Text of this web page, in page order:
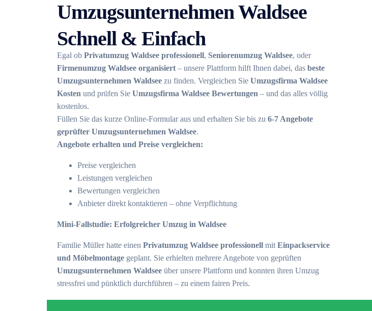
Umzugsunternehmen Waldsee
Schnell & Einfach
Egal ob Privatumzug Waldsee professionell, Seniorenumzug Waldsee, oder
Firmenumzug Waldsee organisiert – unsere Plattform hilft Ihnen dabei, das beste
Umzugsunternehmen Waldsee zu finden. Vergleichen Sie Umzugsfirma Waldsee
Kosten und prüfen Sie Umzugsfirma Waldsee Bewertungen – und das alles völlig
kostenlos.
Füllen Sie das kurze Online-Formular aus und erhalten Sie bis zu 6-7 Angebote
geprüfter Umzugsunternehmen Waldsee.
Angebote erhalten und Preise vergleichen:
Preise vergleichen
Leistungen vergleichen
Bewertungen vergleichen
Anbieter direkt kontaktieren – ohne Verpflichtung
Mini-Fallstudie: Erfolgreicher Umzug in Waldsee
Familie Müller hatte einen Privatumzug Waldsee professionell mit Einpackservice
und Möbelmontage geplant. Sie erhielten mehrere Angebote von geprüften
Umzugsunternehmen Waldsee über unsere Plattform und konnten ihren Umzug
stressfrei und pünktlich durchführen – zu einem fairen Preis.